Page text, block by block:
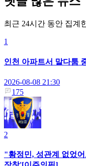
최근 24시간 동안 집계
1
인천 아파트서 말다툼
2026-08-08 21:30
175
2
"황정민, 성관계 없었